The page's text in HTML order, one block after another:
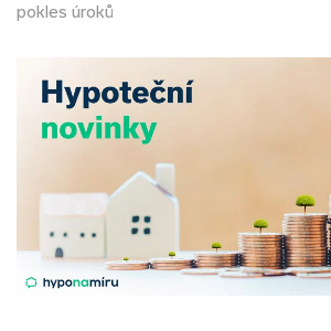
pokles úroků